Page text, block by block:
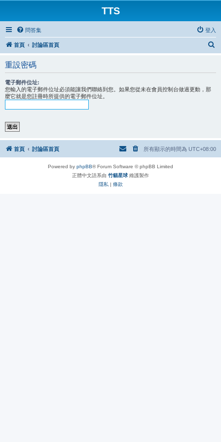
TTS
問答集 登入
首頁 討論區首頁
重設密碼
電子郵件位址:
您輸入的電子郵件位址必須能讓我們聯絡到您。如果您從未在會員控制台做過更動，那
麼它就是您註冊時所提供的電子郵件位址。
首頁 討論區首頁 所有顯示的時間為 UTC+08:00
Powered by phpBB® Forum Software © phpBB Limited
正體中文語系由 竹貓星球 維護製作
隱私 | 條款